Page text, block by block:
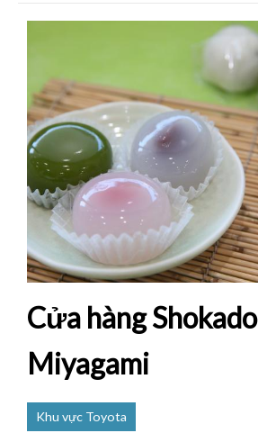
Cửa hàng Shokado
Miyagami
Khu vực Toyota